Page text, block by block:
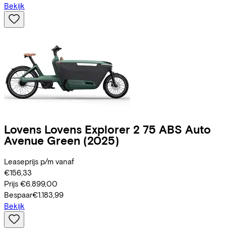
Bekijk
Lovens Lovens Explorer 2 75 ABS Auto
Avenue Green (2025)
Leaseprijs p/m vanaf
€156,33
Prijs €6.899,00
Bespaar€1.183,99
Bekijk